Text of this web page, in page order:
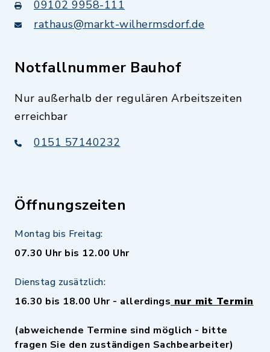
09102 9958-111
rathaus@markt-wilhermsdorf.de
Notfallnummer Bauhof
Nur außerhalb der regulären Arbeitszeiten
erreichbar
0151 57140232
Öffnungszeiten
Montag bis Freitag:
07.30 Uhr bis 12.00 Uhr
Dienstag zusätzlich:
16.30 bis 18.00 Uhr - allerdings nur mit Termin
(abweichende Termine sind möglich - bitte
fragen Sie den zuständigen Sachbearbeiter)